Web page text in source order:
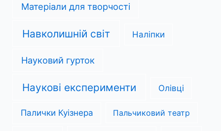
Матеріали для творчості
Навколишній світ Наліпки
Науковий гурток
Наукові експерименти Олівці
Палички Куізнера Пальчиковий театр